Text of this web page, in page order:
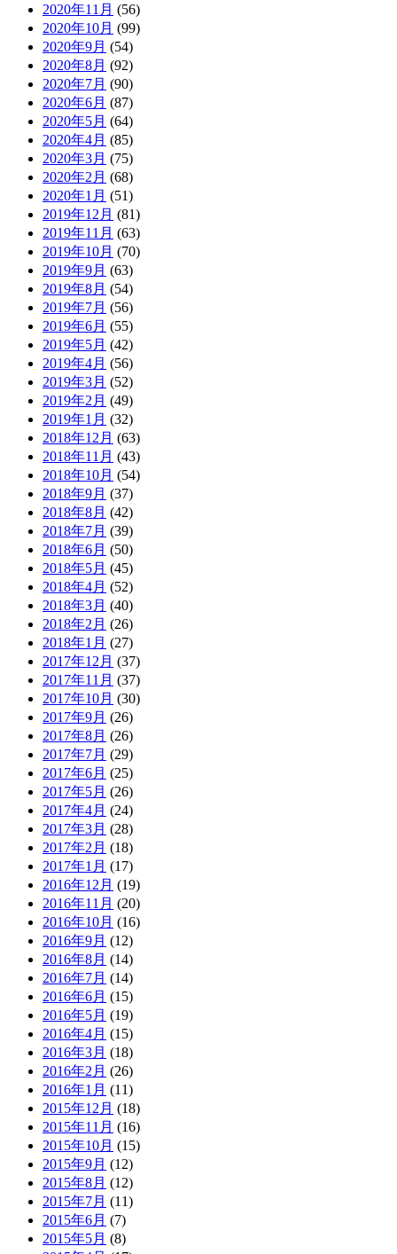
2020年11月 (56)
2020年10月 (99)
2020年9月 (54)
2020年8月 (92)
2020年7月 (90)
2020年6月 (87)
2020年5月 (64)
2020年4月 (85)
2020年3月 (75)
2020年2月 (68)
2020年1月 (51)
2019年12月 (81)
2019年11月 (63)
2019年10月 (70)
2019年9月 (63)
2019年8月 (54)
2019年7月 (56)
2019年6月 (55)
2019年5月 (42)
2019年4月 (56)
2019年3月 (52)
2019年2月 (49)
2019年1月 (32)
2018年12月 (63)
2018年11月 (43)
2018年10月 (54)
2018年9月 (37)
2018年8月 (42)
2018年7月 (39)
2018年6月 (50)
2018年5月 (45)
2018年4月 (52)
2018年3月 (40)
2018年2月 (26)
2018年1月 (27)
2017年12月 (37)
2017年11月 (37)
2017年10月 (30)
2017年9月 (26)
2017年8月 (26)
2017年7月 (29)
2017年6月 (25)
2017年5月 (26)
2017年4月 (24)
2017年3月 (28)
2017年2月 (18)
2017年1月 (17)
2016年12月 (19)
2016年11月 (20)
2016年10月 (16)
2016年9月 (12)
2016年8月 (14)
2016年7月 (14)
2016年6月 (15)
2016年5月 (19)
2016年4月 (15)
2016年3月 (18)
2016年2月 (26)
2016年1月 (11)
2015年12月 (18)
2015年11月 (16)
2015年10月 (15)
2015年9月 (12)
2015年8月 (12)
2015年7月 (11)
2015年6月 (7)
2015年5月 (8)